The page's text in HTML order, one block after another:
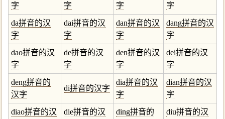
字
字
字
字
da拼音的汉
字
dai拼音的汉
字
dan拼音的汉
字
dang拼音的汉
字
dao拼音的汉
字
de拼音的汉
字
den拼音的汉
字
dei拼音的汉
字
deng拼音的
汉字
di拼音的汉字
dia拼音的汉
字
dian拼音的汉
字
diao拼音的汉
die拼音的汉
ding拼音的
diu拼音的汉